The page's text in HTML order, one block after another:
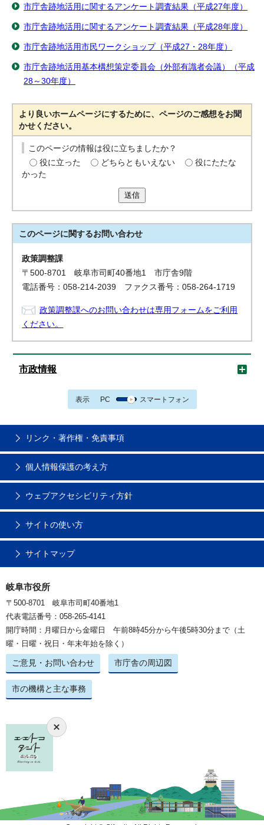
市庁舎跡地活用に関するアンケート調査結果（平成27年度）
市庁舎跡地活用に関するアンケート調査結果（平成28年度）
市庁舎跡地活用市民ワークショップ（平成27・28年度）
市庁舎跡地活用基本構想策定委員会（外部有識者会議）（平成
28～30年度）
より良いホームページにするために、ページのご感想をお聞
かせください。
このページの情報は役に立ちましたか？
役に立った
どちらともいえない
役にたたな
かった
送信
このページに関するお問い合わせ
政策調整課
〒500-8701 岐阜市司町40番地1 市庁舎9階
電話番号：058-214-2039 ファクス番号：058-264-1719
政策調整課へのお問い合わせは専用フォームをご利用
ください。
市政情報
表示 PC スマートフォン
リンク・著作権・免責事項
個人情報保護の考え方
ウェブアクセシビリティ方針
サイトの使い方
サイトマップ
岐阜市役所
〒500-8701 岐阜市司町40番地1
代表電話番号：058-265-4141
開庁時間：月曜日から金曜日 午前8時45分から午後5時30分まで（土
曜・日曜・祝日・年末年始を除く）
ご意見・お問い合わせ 市庁舎の周辺図
市の機構と主な事務